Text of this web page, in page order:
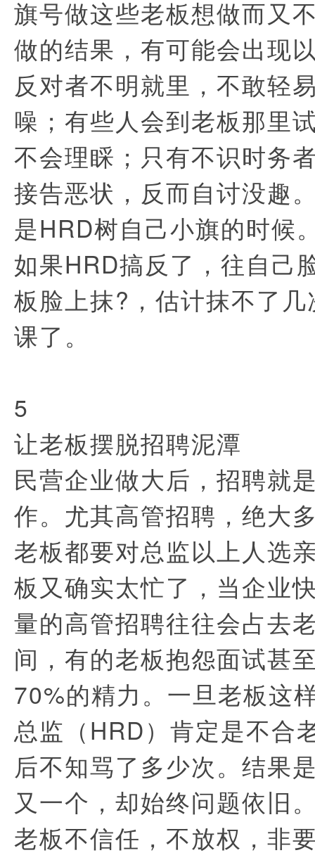
旗号做这些老板想做而又
做的结果，有可能会出现
反对者不明就里，不敢轻
噪；有些人会到老板那里
不会理睬；只有不识时务
接告恶状，反而自讨没趣
是HRD树自己小旗的时候
如果HRD搞反了，往自己
板脸上抹?，估计抹不了
课了。
5
让老板摆脱招聘泥潭
民营企业做大后，招聘就
作。尤其高管招聘，绝大
老板都要对总监以上人选
板又确实太忙了，当企业
量的高管招聘往往会占去
间，有的老板抱怨面试甚
70%的精力。一旦老板这
总监（HRD）肯定是不合
后不知骂了多少次。结果
又一个，却始终问题依旧
老板不信任，不放权，非